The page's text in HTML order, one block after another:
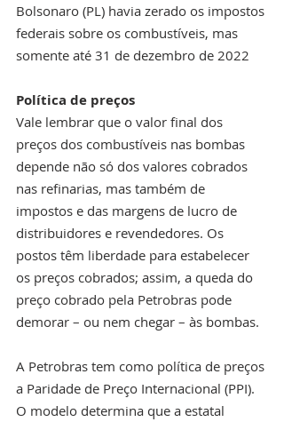
Bolsonaro (PL) havia zerado os impostos
federais sobre os combustíveis, mas
somente até 31 de dezembro de 2022
Política de preços
Vale lembrar que o valor final dos
preços dos combustíveis nas bombas
depende não só dos valores cobrados
nas refinarias, mas também de
impostos e das margens de lucro de
distribuidores e revendedores. Os
postos têm liberdade para estabelecer
os preços cobrados; assim, a queda do
preço cobrado pela Petrobras pode
demorar – ou nem chegar – às bombas.
A Petrobras tem como política de preços
a Paridade de Preço Internacional (PPI).
O modelo determina que a estatal